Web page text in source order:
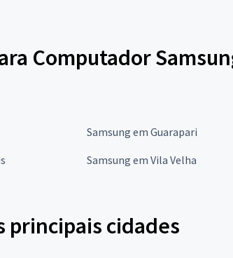
Computador
Samsung em Guarapari
Samsung em Vila Velha
principais cidades